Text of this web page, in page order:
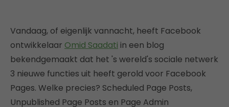
Vandaag, of eigenlijk vannacht, heeft Facebook
ontwikkelaar Omid Saadati in een blog
bekendgemaakt dat het 's wereld's sociale netwerk
3 nieuwe functies uit heeft gerold voor Facebook
Pages. Welke precies? Scheduled Page Posts,
Unpublished Page Posts en Page Admin